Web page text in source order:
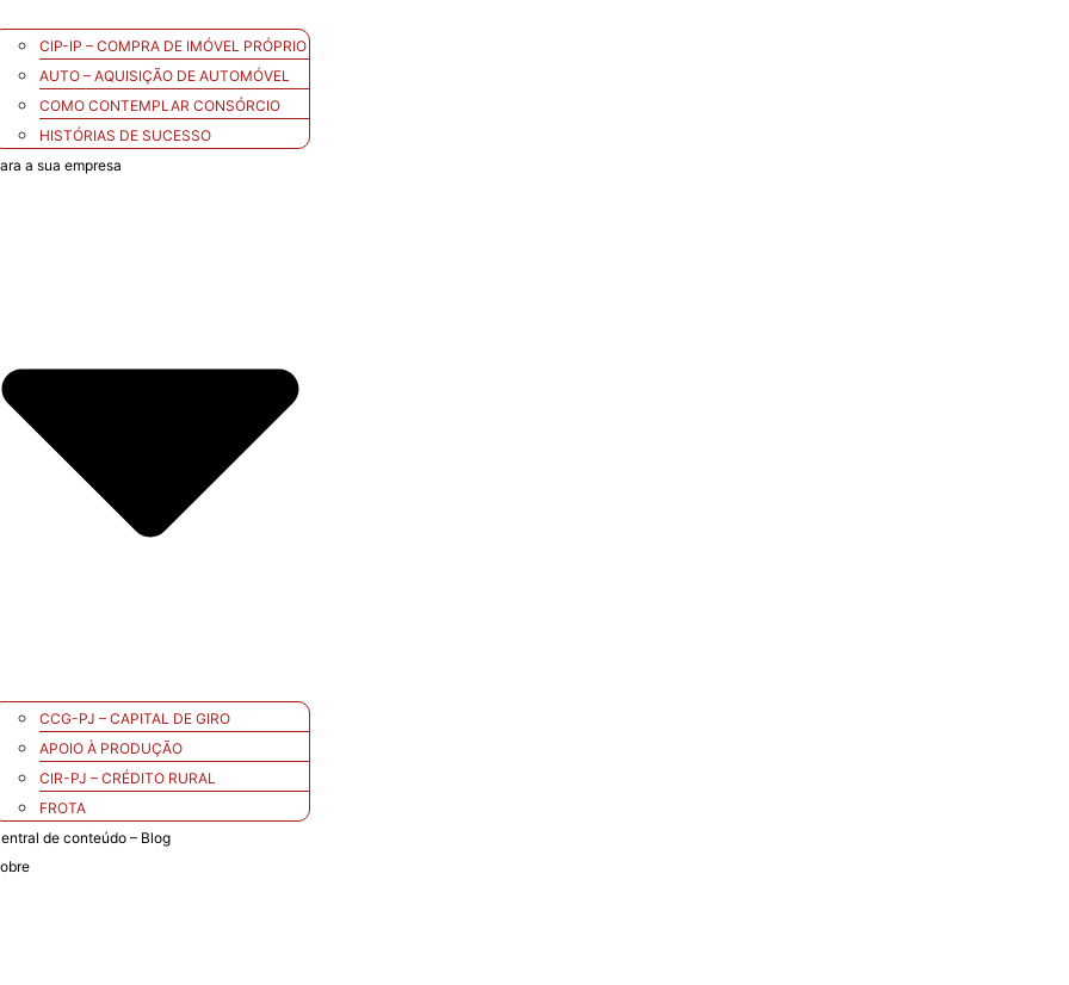
CIP-IP – COMPRA DE IMÓVEL PRÓPRIO
AUTO – AQUISIÇÃO DE AUTOMÓVEL
COMO CONTEMPLAR CONSÓRCIO
HISTÓRIAS DE SUCESSO
a sua empresa
CCG-PJ – CAPITAL DE GIRO
APOIO À PRODUÇÃO
CIR-PJ – CRÉDITO RURAL
FROTA
de conteúdo – Blog